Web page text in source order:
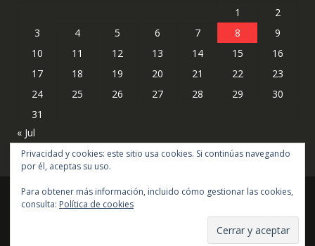
1
2
3
4 5 6 7 8
9
10
11 12 13 14 15
16
17
18 19 20 21 22
23
24
25 26 27 28 29
30
31
« Jul
Copyright © todos los derechos reservados
Acme Themes
Privacidad y cookies: este sitio usa cookies. Si continúas navegando
por él, aceptas su uso.
Para obtener más información, incluido cómo gestionar las cookies,
consulta: Política de cookies